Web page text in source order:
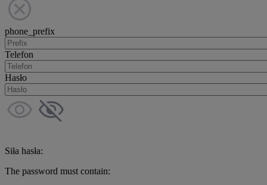
phone_prefix
Telefon
Hasło
Siła hasła:
The password must contain: